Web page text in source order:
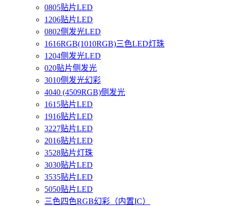
0805贴片LED
1206贴片LED
0802侧发光LED
1616RGB(1010RGB)三色LED灯珠
1204侧发光LED
020贴片侧发光
3010侧发光幻彩
4040 (4509RGB)侧发光
1615贴片LED
1916贴片LED
3227贴片LED
2016贴片LED
3528贴片灯珠
3030贴片LED
3535贴片LED
5050贴片LED
三色四色RGB幻彩（内置IC）